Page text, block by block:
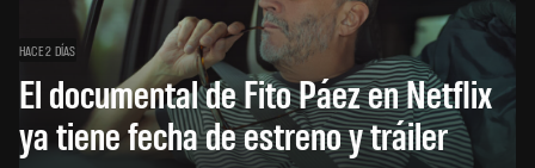
HACE 2 DÍAS
El documental de Fito Páez en Netflix
ya tiene fecha de estreno y tráiler